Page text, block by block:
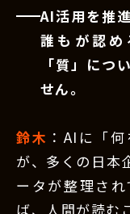
AI活用を推
誰もが認
「質」につ
せん。
鈴木 ：AIに「
が、多くの日本
ータが整理さ
ば、人間が読む